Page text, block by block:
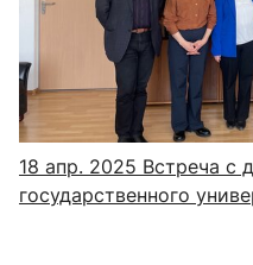
18 апр. 2025 Встреча с
государственного